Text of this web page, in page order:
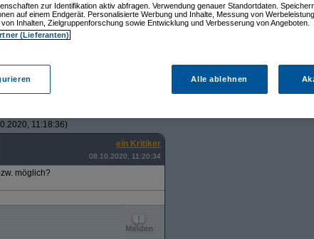
11:38:56)
am 08.10.2020, 12:07:43)
am 08.10.2020, 12:21:55)
am 08.10.2020, 13:05:02)
(Paulas_Papa
11:18:36)
ein Kritiker
08.10.2020, 11:20:34
möglich?
zur Identifikation aktiv abfragen. Verwendung genauer Standortdaten.
auf einem Endgerät. Personalisierte Werbung und Inhalte, Messung von
Inhalten, Zielgruppenforschung sowie Entwicklung und Verbesserung von Angeboten.
(Lieferanten)
Alle ablehnen